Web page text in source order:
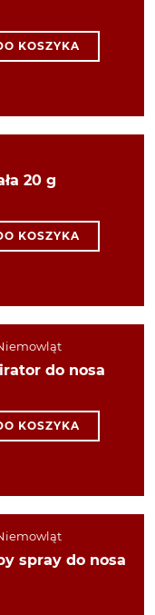
KOSZYKA
20 g
KOSZYKA
do nosa
KOSZYKA
spray do nosa